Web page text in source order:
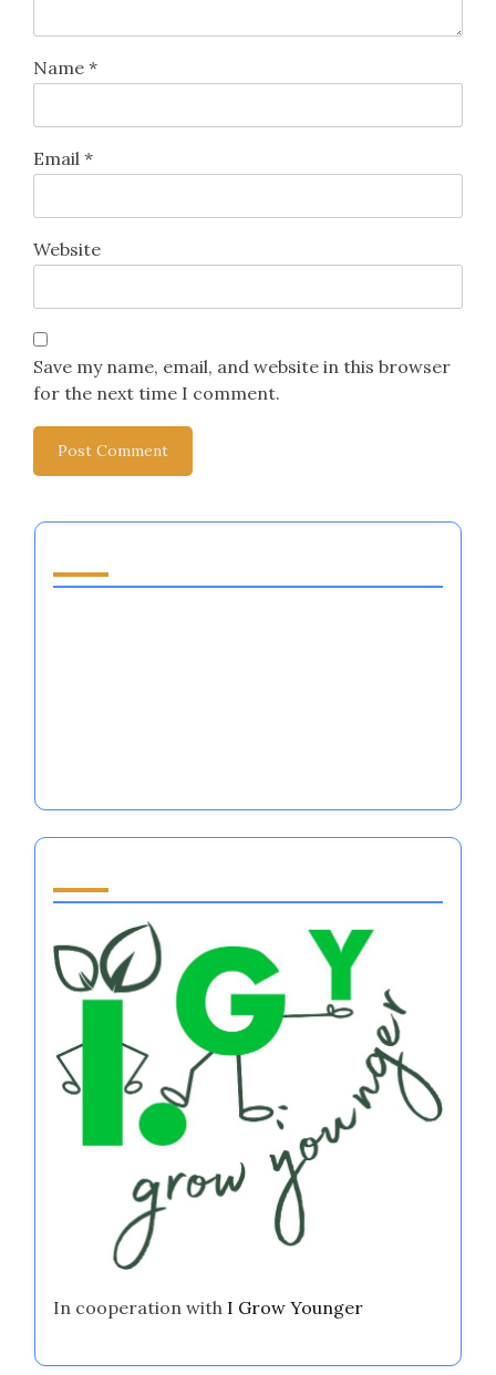
Name *
Email *
Website
Save my name, email, and website in this browser
for the next time I comment.
In cooperation with I Grow Younger